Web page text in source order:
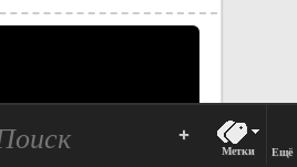
+
Метки Ещё